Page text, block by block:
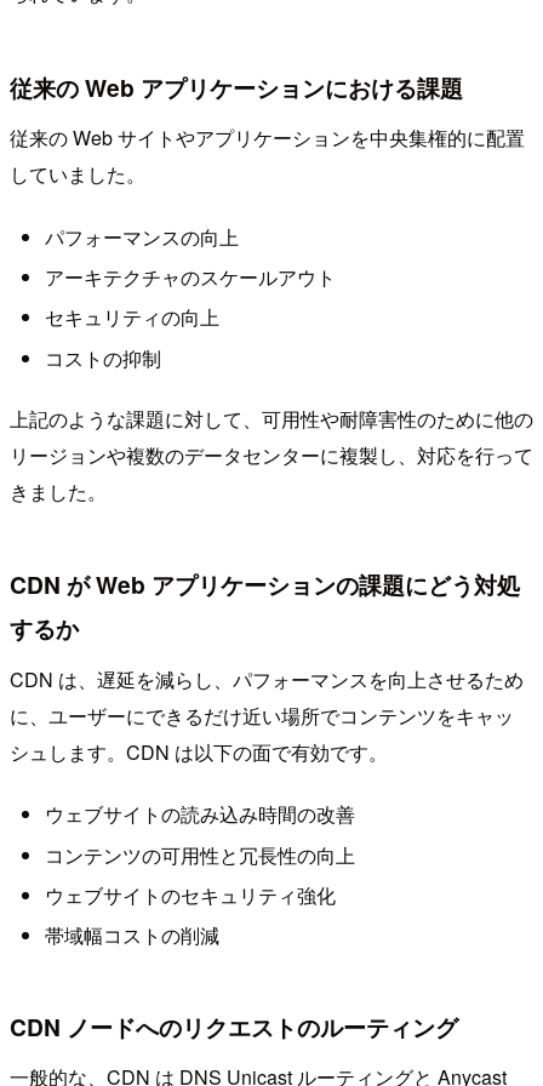
従来のWeb アプリケーションにおける課題
従来の Web サイトやアプリケーションを中央集権的に配置
していました。
パフォーマンスの向上
アーキテクチャのスケールアウト
セキュリティの向上
コストの抑制
上記のような課題に対して、可用性や耐障害性のために他の
リージョンや複数のデータセンターに複製し、対応を行って
きました。
CDN が Web アプリケーションの課題にどう対処
するか
CDN は、遅延を減らし、パフォーマンスを向上させるため
に、ユーザーにできるだけ近い場所でコンテンツをキャッ
シュします。CDN は以下の面で有効です。
ウェブサイトの読み込み時間の改善
コンテンツの可用性と冗長性の向上
ウェブサイトのセキュリティ強化
帯域幅コストの削減
CDN ノードへのリクエストのルーティング
一般的な、CDN は DNS Unicast ルーティングと Anycast